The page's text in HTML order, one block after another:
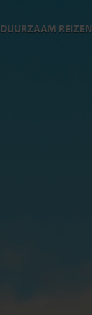
DUURZAAM REIZEN